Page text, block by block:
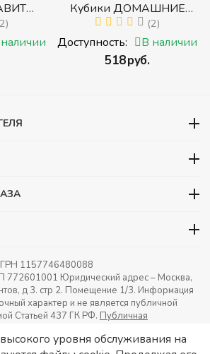
с
Кубики ДОМАШНИЕ
ЖИВОТНЫЕ (Томик)
(Набор кубиков
разрезных (складных))
(2)
Доступность: В наличии
‍518‍руб.
1157746480088
Юридический адрес – Москва,
д 3. стр 2. Помещение 1/3. Информация
характер и не является публичной
Статьей 437 ГК РФ. Публичная
уровня обслуживания на